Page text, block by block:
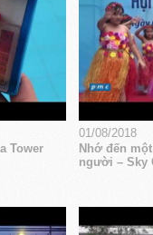
Tower
01/08/2018
Nhớ đến
người – Sky